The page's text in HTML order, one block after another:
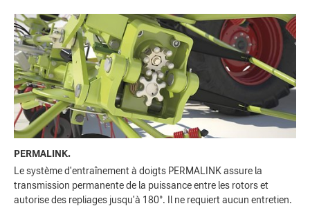
PERMALINK.
Le système d'entraînement à doigts PERMALINK assure la
transmission permanente de la puissance entre les rotors et
autorise des repliages jusqu'à 180°. Il ne requiert aucun entretien.